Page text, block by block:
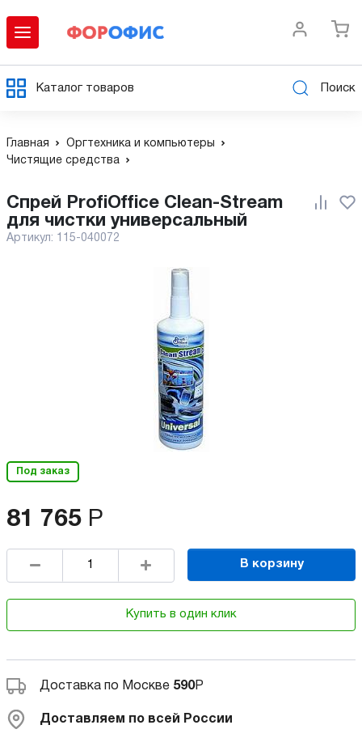
Каталог товаров Поиск
Главная
Оргтехника и компьютеры
Чистящие средства
Спрей ProfiOffice Clean-Stream
для чистки универсальный
Артикул: 115-040072
Под заказ
81 765 Р
В корзину
Купить в один клик
Доставка по Москве 590Р
Доставляем по всей России